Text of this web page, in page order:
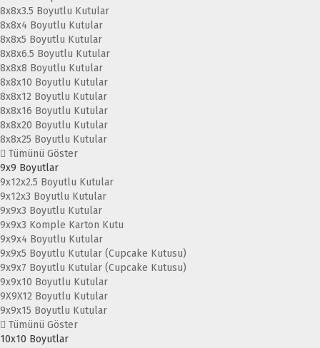
8x8x3.5 Boyutlu Kutular
8x8x4 Boyutlu Kutular
8x8x5 Boyutlu Kutular
8x8x6.5 Boyutlu Kutular
8x8x8 Boyutlu Kutular
8x8x10 Boyutlu Kutular
8x8x12 Boyutlu Kutular
8x8x16 Boyutlu Kutular
8x8x20 Boyutlu Kutular
8x8x25 Boyutlu Kutular
Tümünü Göster
9x9 Boyutlar
9x12x2.5 Boyutlu Kutular
9x12x3 Boyutlu Kutular
9x9x3 Boyutlu Kutular
9x9x3 Komple Karton Kutu
9x9x4 Boyutlu Kutular
9x9x5 Boyutlu Kutular (Cupcake Kutusu)
9x9x7 Boyutlu Kutular (Cupcake Kutusu)
9x9x10 Boyutlu Kutular
9X9X12 Boyutlu Kutular
9x9x15 Boyutlu Kutular
Tümünü Göster
10x10 Boyutlar